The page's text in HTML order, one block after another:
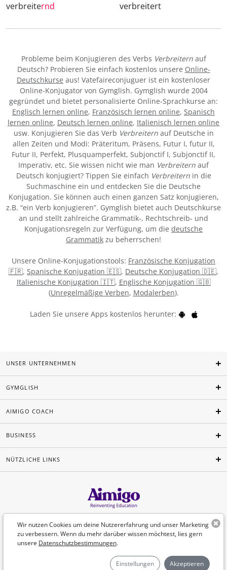
verbreiternd verbreitert
Probleme beim Konjugieren des Verbs Verbreiternauf
Deutsch? Probieren Sie einfach kostenlos unsere Online-
Deutschkurse aus! Vatefaireconjuguer ist ein kostenloser
Online-Konjugator von Gymglish. Gymglish wurde 2004
gegründet und bietet personalisierte Online-Sprachkurse an:
Englisch lernen online, Französisch lernen online, Spanisch
lernen online, Deutsch lernen online, Italienisch lernen online
usw. Konjugieren Sie das Verb Verbreiternauf Deutsche in
allen Zeiten und Modi: Präteritum, Präsens, Futur I, futur II,
Futur II, Perfekt, Plusquamperfekt, Subjonctif I, Subjonctif II,
Imperativ, etc. Sie wissen nicht wie man Verbreitern auf
Deutsch konjugiert? Tippen Sie einfach Verbreiternin die
Suchmaschine ein und entdecken Sie die Deutsche
Konjugation. Sie können auch einen ganzen Satz konjugieren,
z.B. “ein Verb konjugieren”. Gymglish bietet auch Deutschkurse
an und stellt zahlreiche Grammatik-, Rechtschreib- und
Konjugationsregeln zur Verfügung, um die deutsche
Grammatik zu beherrschen!
Unsere Online-Konjugationstools: Französische Konjugation
🇫🇷, Spanische Konjugation 🇪🇸, Deutsche Konjugation 🇩🇪,
Italienische Konjugation 🇮🇹, Englische Konjugation 🇬🇧
(Unregelmäßige Verben, Modalerben).
Laden Sie unsere Apps kostenlos herunter:
Wir nutzen Cookies um deine Nutzererfahrung und unser Marketing
zu verbessern. Wenn du mehr darüber wissen möchtest, lies gern
unsere Datenschutzbestimmungen.
Einstellungen Akzeptieren
UNSER UNTERNEHMEN
GYMGLISH
AIMIGO COACH
BUSINESS
NÜTZLICHE LINKS
Deutsch
©Aimigo 2026